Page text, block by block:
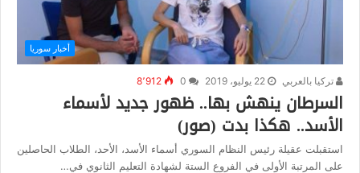
أخبار سوريا
تركيا بالعربي 22 يوليو، 2019 8٬912
السرطان ينهش بها.. ظهور جديد لأسماء
الأسد.. هكذا بدت (صور)
استقبلت عقيلة رئيس النظام السوري أسماء الأسد، الأحد، الطلاب الحاصلين
على المرتبة الأولى في الفروع الستة لشهادة التعليم الثانوي في…